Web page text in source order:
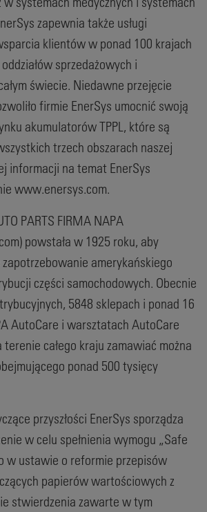
zapewnia także usługi
klientów w ponad 100 krajach
sprzedażowych i
świecie. Niedawne przejęcie
firmie EnerSys umocnić swoją
akumulatorów TPPL, które są
trzech obszarach naszej
informacji na temat EnerSys
www.enersys.com.
PARTS FIRMA NAPA
powstała w 1925 roku, aby
amerykańskiego
części samochodowych. Obecnie
5848 sklepach i ponad 16
AutoCare i warsztatach AutoCare
całego kraju zamawiać można
ponad 500 tysięcy
przyszłości EnerSys sporządza
w celu spełnienia wymogu „Safe
w ustawie o reformie przepisów
papierów wartościowych z
stwierdzenia zawarte w tym